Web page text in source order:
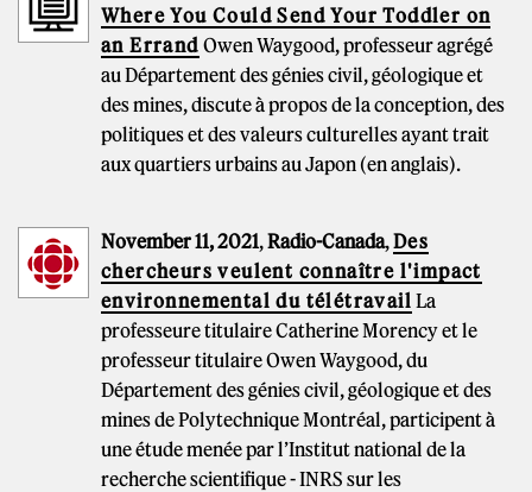
Where You Could Send Your Toddler on
an Errand Owen Waygood, professeur agrégé
au Département des génies civil, géologique et
des mines, discute à propos de la conception, des
politiques et des valeurs culturelles ayant trait
aux quartiers urbains au Japon (en anglais).
November 11, 2021,Radio-Canada,Des
chercheurs veulent connaître l'impact
environnemental du télétravail La
professeure titulaire Catherine Morency et le
professeur titulaire Owen Waygood, du
Département des génies civil, géologique et des
mines de Polytechnique Montréal, participent à
une étude menée par l’Institut national de la
recherche scientifique - INRS sur les